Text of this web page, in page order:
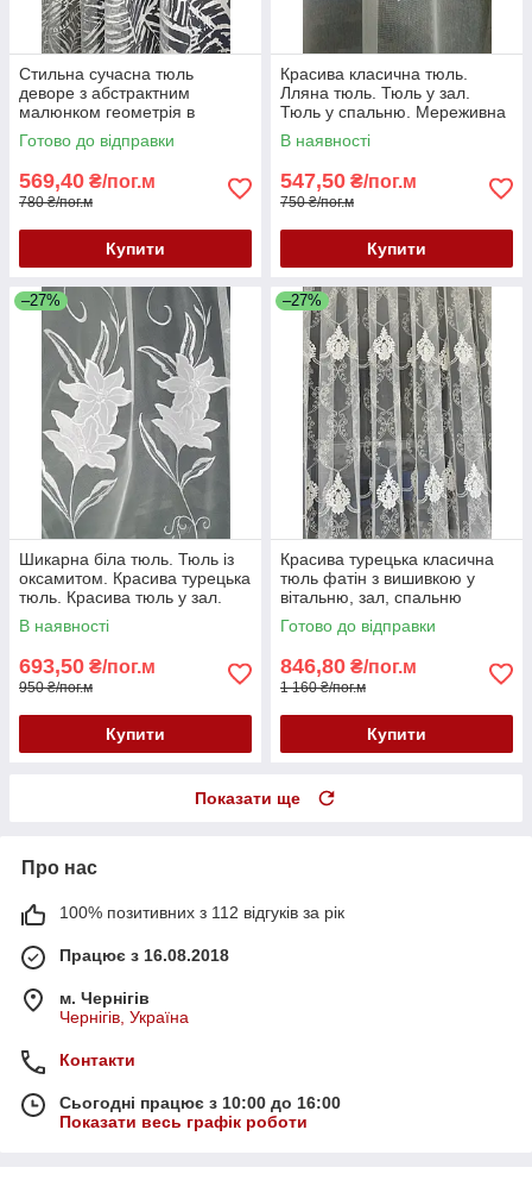
Стильна сучасна тюль
деворе з абстрактним
малюнком геометрія в
молочному кольорі
Готово до відправки
569,40 ₴/пог.м
780 ₴/пог.м
Купити
Красива класична тюль.
Лляна тюль. Тюль у зал.
Тюль у спальню. Мереживна
тюль. Тюль Туреччина.
В наявності
547,50 ₴/пог.м
750 ₴/пог.м
Купити
–27%
Шикарна біла тюль. Тюль із
оксамитом. Красива турецька
тюль. Красива тюль у зал.
Тюль у спальню
В наявності
693,50 ₴/пог.м
950 ₴/пог.м
Купити
–27%
Красива турецька класична
тюль фатін з вишивкою у
вітальню, зал, спальню
купити Україна
Готово до відправки
846,80 ₴/пог.м
1 160 ₴/пог.м
Купити
Показати ще
Про нас
100% позитивних з 112 відгуків за рік
Працює з 16.08.2018
м. Чернігів
Чернігів, Україна
Контакти
Сьогодні працює з 10:00 до 16:00
Показати весь графік роботи